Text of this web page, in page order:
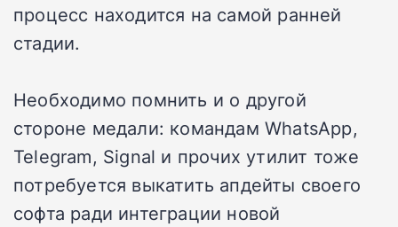
процесс находится на самой ранней
стадии.
Необходимо помнить и о другой
стороне медали: командам WhatsApp,
Telegram, Signal и прочих утилит тоже
потребуется выкатить апдейты своего
софта ради интеграции новой